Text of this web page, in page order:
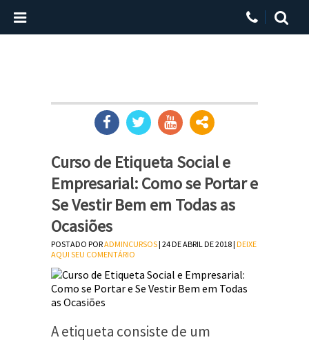
Curso de Etiqueta Social e
Empresarial: Como se Portar e
Se Vestir Bem em Todas as
Ocasiões
POSTADO PORADMINCURSOS| 24 DE ABRIL DE 2018 | DEIXE
AQUI SEU COMENTÁRIO
A etiqueta consiste de um